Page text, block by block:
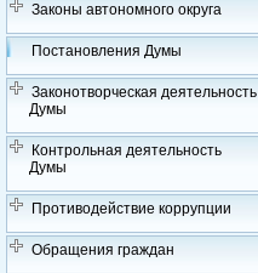
Законы автономного округа
Постановления Думы
Законотворческая деятельность
Думы
Контрольная деятельность
Думы
Противодействие коррупции
Обращения граждан